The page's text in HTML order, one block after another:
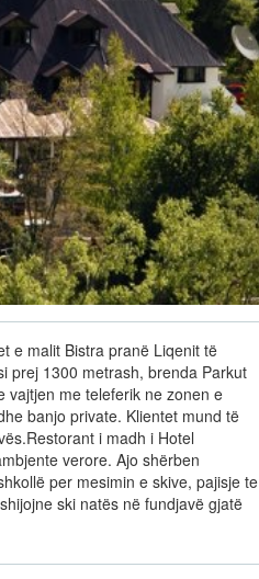
e malit Bistra pranë Liqenit të
prej 1300 metrash, brenda Parkut
vajtjen me teleferik ne zonen e
banjo private. Klientet mund të
i madh i Hotel
verore. Ajo shërben
per mesimin e skive, pajisje te
ski natës në fundjavë gjatë